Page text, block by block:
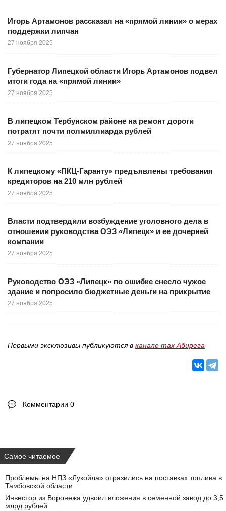
Игорь Артамонов рассказал на «прямой линии» о мерах
поддержки липчан
27 ноября 2025
Губернатор Липецкой области Игорь Артамонов подвел
итоги года на «прямой линии»
27 ноября 2025
В липецком Тербунском районе на ремонт дороги
потратят почти полмиллиарда рублей
27 ноября 2025
К липецкому «ПКЦ-Гаранту» предъявлены требования
кредиторов на 210 млн рублей
27 ноября 2025
Власти подтвердили возбуждение уголовного дела в
отношении руководства ОЭЗ «Липецк» и ее дочерней
компании
27 ноября 2025
Руководство ОЭЗ «Липецк» по ошибке снесло чужое
здание и попросило бюджетные деньги на прикрытие
27 ноября 2025
Первыми эксклюзивы публикуются в канале max Абирега
Комментарии 0
Самое читаемое
Проблемы на НПЗ «Лукойла» отразились на поставках топлива в
Тамбовской области
Инвестор из Воронежа удвоил вложения в семенной завод до 3,5
млрд рублей